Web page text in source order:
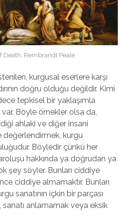
Death, Rembrandt Peale
kurgusal eserlere karşı
doğru olduğu değildir. Kimi
tepkisel bir yaklaşımla
Böyle örnekler olsa da,
ahlaki ve diğer insani
değerlendirmek, kurgu
Böyledir çünkü her
hakkında ya doğrudan ya
şey söyler. Bunları ciddiye
ciddiye almamaktır. Bunları
sanatının içkin bir parçası
anlamamak veya eksik